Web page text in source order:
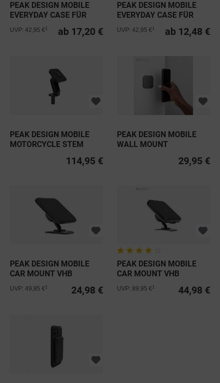
PEAK DESIGN MOBILE
EVERYDAY CASE FÜR
GOOGLE...
ab 17,20 €
UVP: 42,95 €
PEAK DESIGN MOBILE
EVERYDAY CASE FÜR
SAMSUNG...
ab 12,48 €
UVP: 42,95 €
PEAK DESIGN MOBILE
MOTORCYCLE STEM
114,95 €
PEAK DESIGN MOBILE
WALL MOUNT
29,95 €
PEAK DESIGN MOBILE
CAR MOUNT VHB
24,98 €
UVP: 49,95 €
PEAK DESIGN MOBILE
CAR MOUNT VHB
CHARGING
44,98 €
UVP: 89,95 €